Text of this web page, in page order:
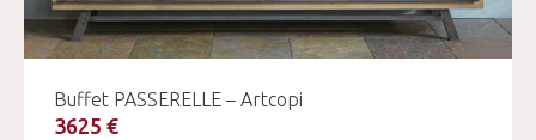
Buffet PASSERELLE – Artcopi
3625 €